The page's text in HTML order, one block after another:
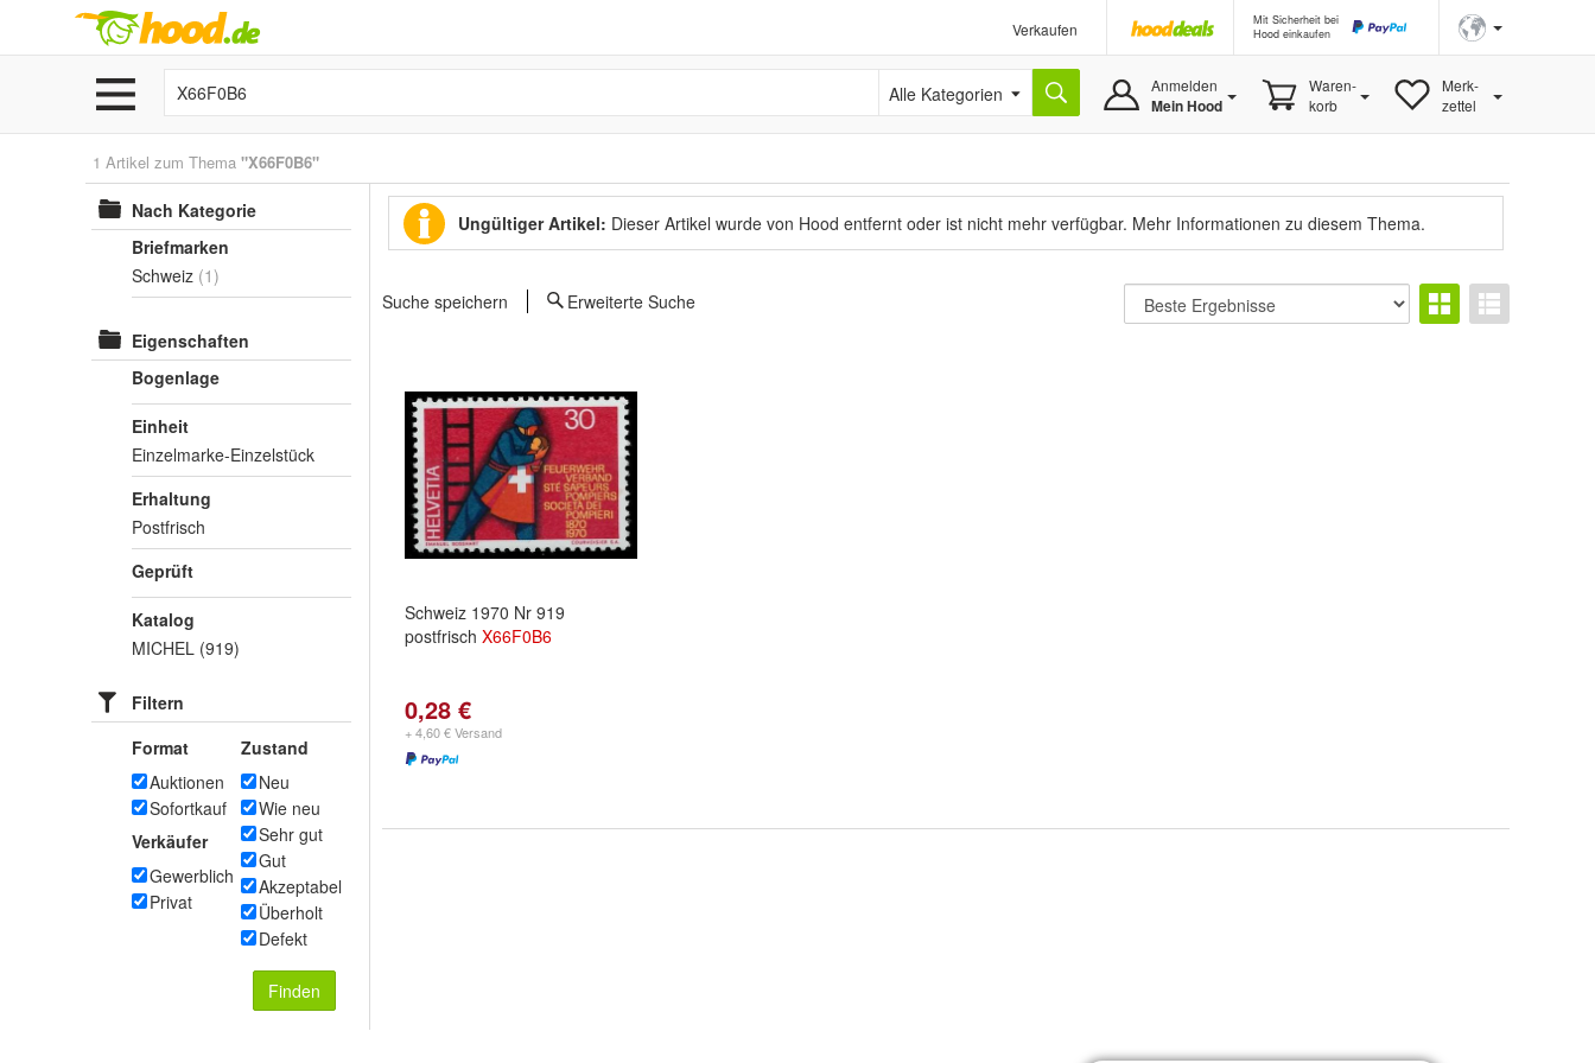
Verkaufen
Mit Sicherheit bei
Hood einkaufen
Alle Kategorien Anmelden
Mein Hood
Waren-
korb
Merk-
zettel
1 Artikel zum Thema "X66F0B6"
Nach Kategorie
Briefmarken
Schweiz (1)
Eigenschaften
Bogenlage
Einheit
Einzelmarke-Einzelstück
Erhaltung
Postfrisch
Geprüft
Katalog
MICHEL (919)
Filtern
Format
Auktionen
Sofortkauf
Verkäufer
Gewerblich
Privat
Zustand
Neu
Wie neu
Sehr gut
Gut
Akzeptabel
Überholt
Defekt
Finden
Ungültiger Artikel: Dieser Artikel wurde von Hood entfernt oder ist nicht mehr verfügbar. Mehr Informationen zu diesem Thema.
Suche speichern Erweiterte Suche
Schweiz 1970 Nr 919
postfrisch X66F0B6
0,28 €
+ 4,60 € Versand